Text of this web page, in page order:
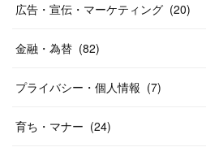
広告・宣伝・マーケティング (20)
金融・為替 (82)
プライバシー・個人情報 (7)
育ち・マナー (24)